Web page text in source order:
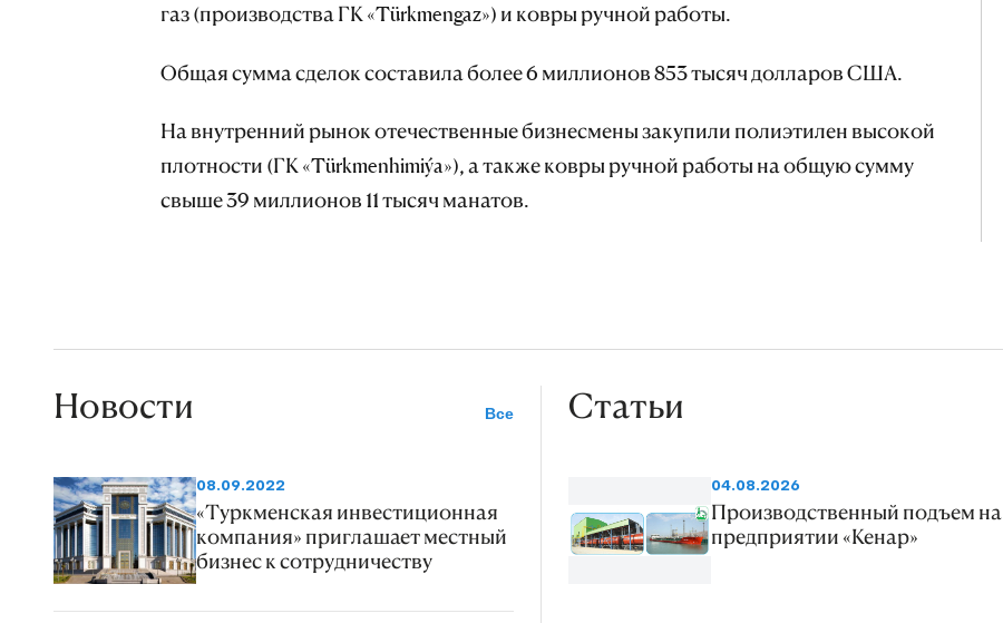
газ (производства ГК «Türkmengaz») и ковры ручной работы.
Общая сумма сделок составила более 6 миллионов 853 тысяч долларов США.
На внутренний рынок отечественные бизнесмены закупили полиэтилен высокой
плотности (ГК «Türkmenhimiýa»), а также ковры ручной работы на общую сумму
свыше 39 миллионов 11 тысяч манатов.
Новости Все
08.09.2022
«Туркменская инвестиционная
компания» приглашает местный
бизнес к сотрудничеству
Статьи
04.08.2026
Производственный подъем на
предприятии «Кенар»